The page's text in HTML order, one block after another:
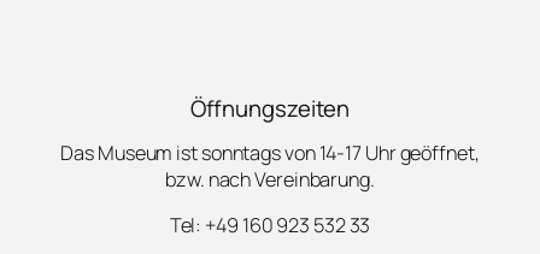
Öffnungszeiten
Das Museum ist sonntags von 14-17 Uhr geöffnet,
bzw. nach Vereinbarung.
Tel: +49 160 923 532 33